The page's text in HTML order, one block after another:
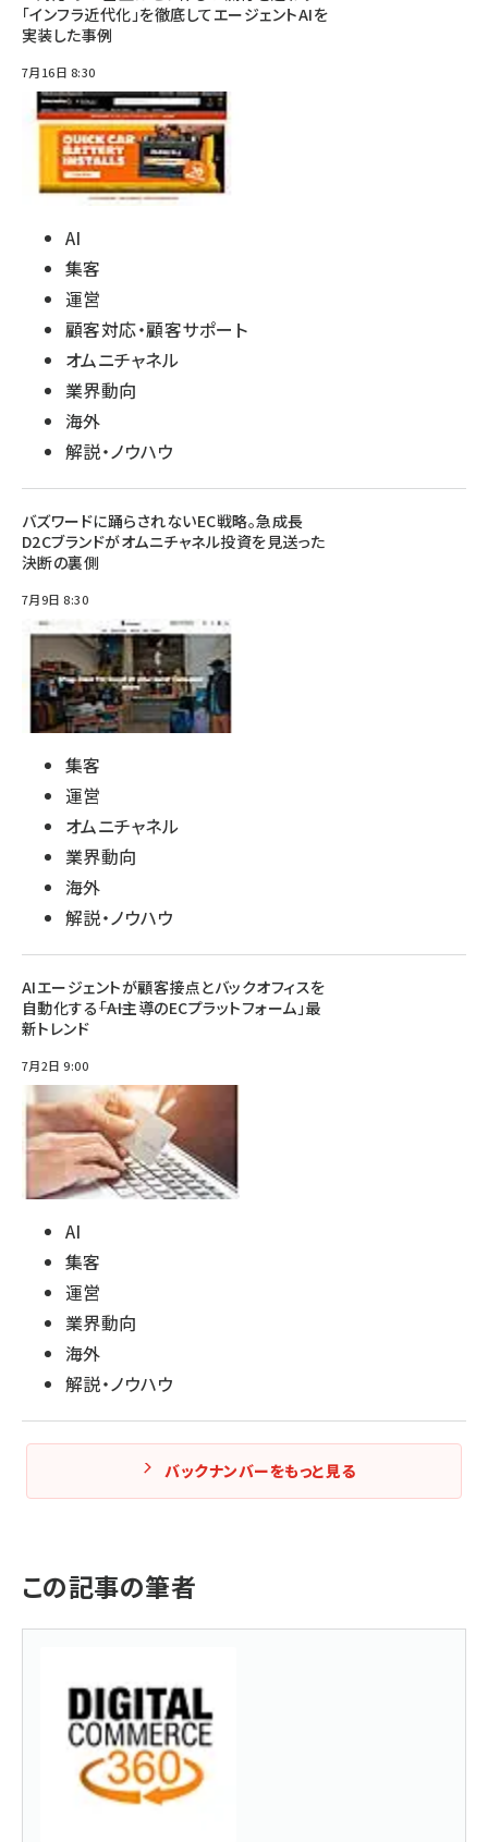
「インフラ近代化」を徹底してエージェントAIを
実装した事例
7月16日 8:30
AI
集客
運営
顧客対応・顧客サポート
オムニチャネル
業界動向
海外
解説・ノウハウ
バズワードに踊らされないEC戦略。急成長
D2Cブランドがオムニチャネル投資を見送った
決断の裏側
7月9日 8:30
集客
運営
オムニチャネル
業界動向
海外
解説・ノウハウ
AIエージェントが顧客接点とバックオフィスを
自動化する――「AI主導のECプラットフォーム」最
新トレンド
7月2日 9:00
AI
集客
運営
業界動向
海外
解説・ノウハウ
バックナンバーをもっと見る
この記事の筆者